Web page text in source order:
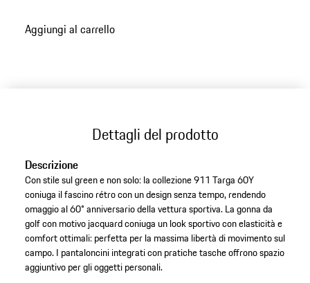
Aggiungi al carrello
Dettagli del prodotto
Descrizione
Con stile sul green e non solo: la collezione 911 Targa 60Y
coniuga il fascino rétro con un design senza tempo, rendendo
omaggio al 60° anniversario della vettura sportiva. La gonna da
golf con motivo jacquard coniuga un look sportivo con elasticità e
comfort ottimali: perfetta per la massima libertà di movimento sul
campo. I pantaloncini integrati con pratiche tasche offrono spazio
aggiuntivo per gli oggetti personali.